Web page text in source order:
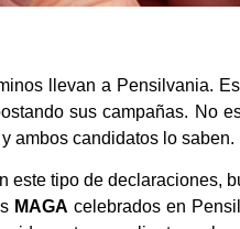
llevan a Pensilvania.
sus campañas. No
ambos candidatos lo saben.
este tipo de declaraciones,
MAGA celebrados en